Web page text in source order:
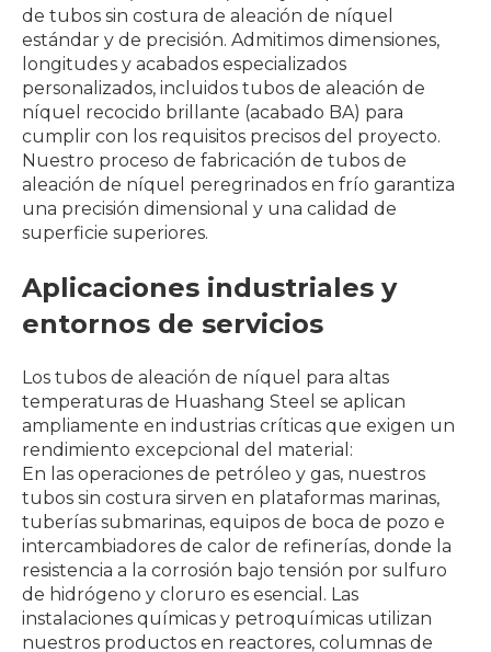
de tubos sin costura de aleación de níquel
estándar y de precisión. Admitimos dimensiones,
longitudes y acabados especializados
personalizados, incluidos tubos de aleación de
níquel recocido brillante (acabado BA) para
cumplir con los requisitos precisos del proyecto.
Nuestro proceso de fabricación de tubos de
aleación de níquel peregrinados en frío garantiza
una precisión dimensional y una calidad de
superficie superiores.
Aplicaciones industriales y
entornos de servicios
Los tubos de aleación de níquel para altas
temperaturas de Huashang Steel se aplican
ampliamente en industrias críticas que exigen un
rendimiento excepcional del material:
En las operaciones de petróleo y gas, nuestros
tubos sin costura sirven en plataformas marinas,
tuberías submarinas, equipos de boca de pozo e
intercambiadores de calor de refinerías, donde la
resistencia a la corrosión bajo tensión por sulfuro
de hidrógeno y cloruro es esencial. Las
instalaciones químicas y petroquímicas utilizan
nuestros productos en reactores, columnas de